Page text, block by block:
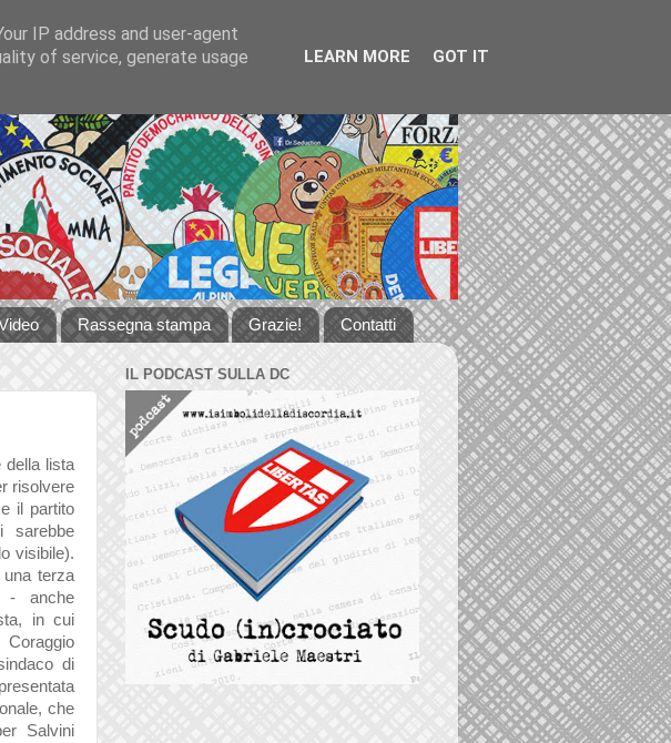
Rassegna stampa Grazie! Contatti
della lista
risolvere
il partito
sarebbe
visibile).
una terza
anche
in cui
di
che
Salvini
IL PODCAST SULLA DC
IP address and user-agent
of service, generate usage
LEARN MORE GOT IT